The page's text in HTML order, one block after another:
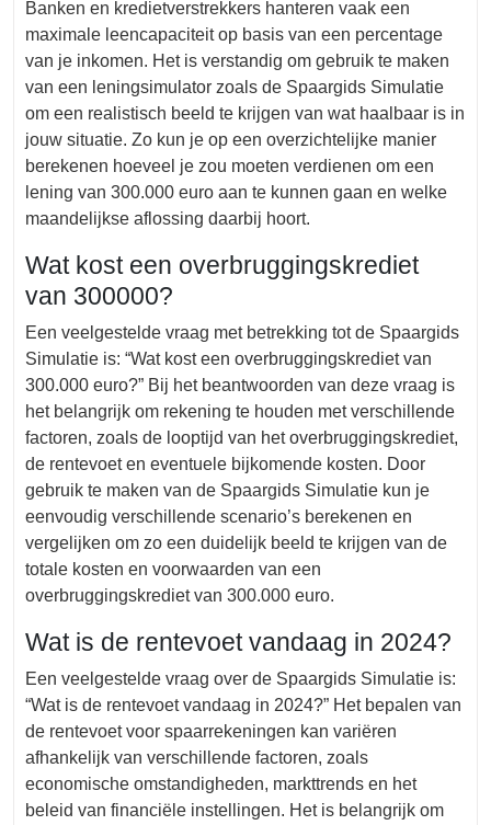
Banken en kredietverstrekkers hanteren vaak een
maximale leencapaciteit op basis van een percentage
van je inkomen. Het is verstandig om gebruik te maken
van een leningsimulator zoals de Spaargids Simulatie
om een realistisch beeld te krijgen van wat haalbaar is in
jouw situatie. Zo kun je op een overzichtelijke manier
berekenen hoeveel je zou moeten verdienen om een
lening van 300.000 euro aan te kunnen gaan en welke
maandelijkse aflossing daarbij hoort.
Wat kost een overbruggingskrediet
van 300000?
Een veelgestelde vraag met betrekking tot de Spaargids
Simulatie is: “Wat kost een overbruggingskrediet van
300.000 euro?” Bij het beantwoorden van deze vraag is
het belangrijk om rekening te houden met verschillende
factoren, zoals de looptijd van het overbruggingskrediet,
de rentevoet en eventuele bijkomende kosten. Door
gebruik te maken van de Spaargids Simulatie kun je
eenvoudig verschillende scenario’s berekenen en
vergelijken om zo een duidelijk beeld te krijgen van de
totale kosten en voorwaarden van een
overbruggingskrediet van 300.000 euro.
Wat is de rentevoet vandaag in 2024?
Een veelgestelde vraag over de Spaargids Simulatie is:
“Wat is de rentevoet vandaag in 2024?” Het bepalen van
de rentevoet voor spaarrekeningen kan variëren
afhankelijk van verschillende factoren, zoals
economische omstandigheden, markttrends en het
beleid van financiële instellingen. Het is belangrijk om